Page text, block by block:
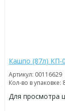
Кашпо (87л) КП-
Артикул: 00116629
Кол-во в упаковке:
Для просмотра